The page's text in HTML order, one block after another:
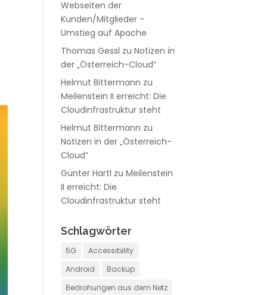
Webseiten der
Kunden/Mitglieder –
Umstieg auf Apache
Thomas Gessl zuNotizen in
der „Österreich-Cloud“
Helmut Bittermann zu
Meilenstein II erreicht: Die
Cloudinfrastruktur steht
Helmut Bittermann zu
Notizen in der „Österreich-
Cloud“
Günter Hartl zuMeilenstein
II erreicht: Die
Cloudinfrastruktur steht
Schlagwörter
5G
Accessibility
Android
Backup
Bedrohungen aus dem Netz